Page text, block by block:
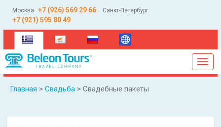
Москва +7 (926) 569 29 66 Санкт-Петербург
+7 (921) 595 80 49
(current)
Главная > Свадьба > Свадебные пакеты